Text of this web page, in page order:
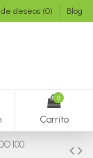
de deseos (0) Blog
0
Carrito
100